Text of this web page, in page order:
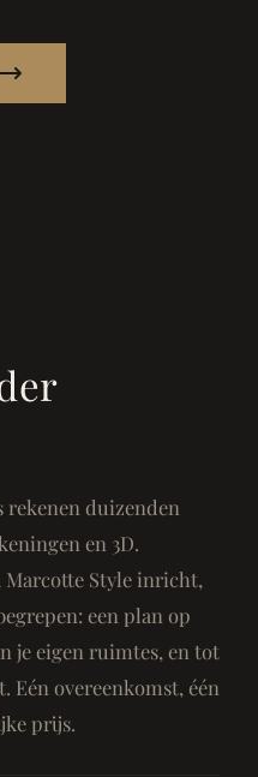
rekenen duizenden
en 3D.
Marcotte Style inricht,
een plan op
je eigen ruimtes, en tot
overeenkomst, één
prijs.